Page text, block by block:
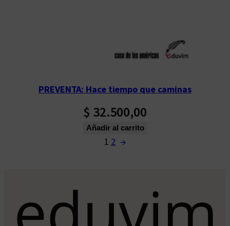
PREVENTA: Hace tiempo que caminas
$ 32.500,00
Añadir al carrito
1 2 →